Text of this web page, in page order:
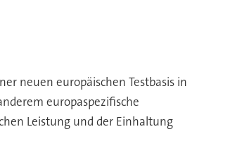
neuen europäischen Testbasis in
europaspezifische
Leistung und der Einhaltung